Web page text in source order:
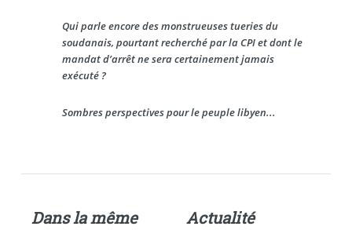
Qui parle encore des monstrueuses tueries du
soudanais, pourtant recherché par la CPI et dont le
mandat d’arrêt ne sera certainement jamais
exécuté ?
Sombres perspectives pour le peuple libyen...
Dans la même
Actualité